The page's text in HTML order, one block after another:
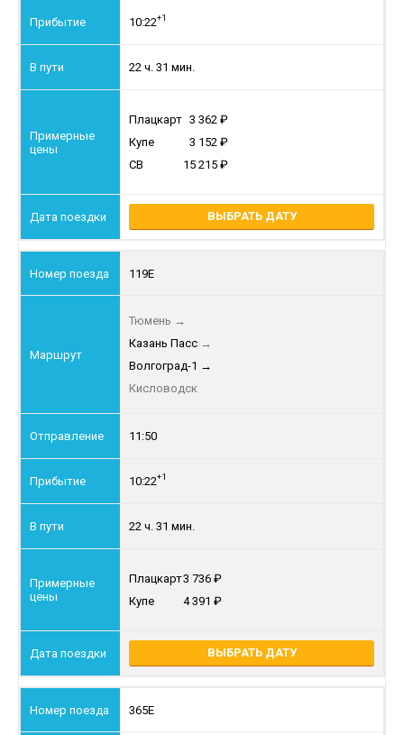
10:22+1
22 ч. 31 мин.
Плацкарт 3 362
Купе
3 152
СВ
15 215
ВЫБРАТЬ ДАТУ
119Е
Тюмень →
Казань Пасс →
Волгоград-1 →
Кисловодск
11:50
10:22+1
22 ч. 31 мин.
Плацкарт3 736
Купе
4 391
ВЫБРАТЬ ДАТУ
365Е